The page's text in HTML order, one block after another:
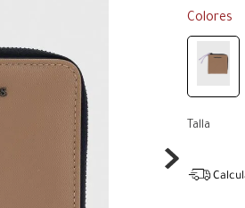
Colores
Talla